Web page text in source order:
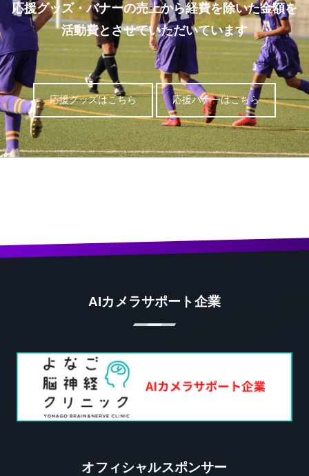
応援グッズ・バナーの売上から経費を除いた金額を
活動費とさせていただいています
応援グッズはこちら 応援バナーはこちら
AIカメラサポート企業
オフィシャルスポンサー